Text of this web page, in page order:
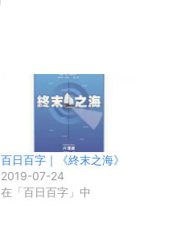
百日百字｜《終末之海》
2019-07-24
在「百日百字」中